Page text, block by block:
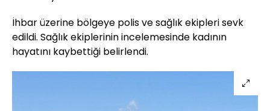
İhbar üzerine bölgeye polis ve sağlık ekipleri sevk
edildi. Sağlık ekiplerinin incelemesinde kadının
hayatını kaybettiği belirlendi.